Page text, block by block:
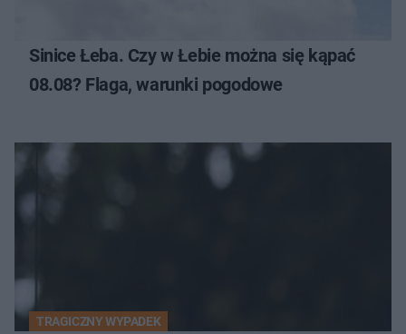
Sinice Łeba. Czy w Łebie można się kąpać
08.08? Flaga, warunki pogodowe
TRAGICZNY WYPADEK